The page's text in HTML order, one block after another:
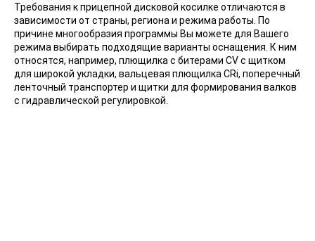
Требования к прицепной дисковой косилке отличаются в
зависимости от страны, региона и режима работы. По
причине многообразия программы Вы можете для Вашего
режима выбирать подходящие варианты оснащения. К ним
относятся, например, плющилка с битерами CV с щитком
для широкой укладки, вальцевая плющилка CRi, поперечный
ленточный транспортер и щитки для формирования валков
с гидравлической регулировкой.